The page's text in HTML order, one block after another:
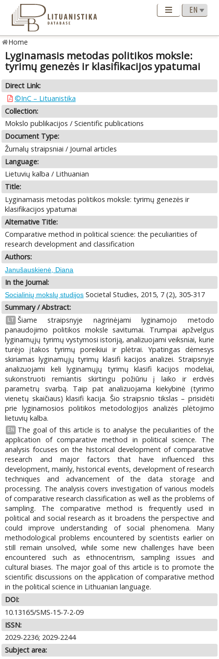
Home
Lyginamasis metodas politikos moksle:
tyrimų genezės ir klasifikacijos ypatumai
Direct Link:
©InC – Lituanistika
Collection:
Mokslo publikacijos / Scientific publications
Document Type:
Žurnalų straipsniai / Journal articles
Language:
Lietuvių kalba / Lithuanian
Title:
Lyginamasis metodas politikos moksle: tyrimų genezės ir
klasifikacijos ypatumai
Alternative Title:
Comparative method in political science: the peculiarities of
research development and classification
Authors:
Janušauskienė, Diana
In the Journal:
Socialinių mokslų studijos Societal Studies, 2015, 7 (2), 305-317
Summary / Abstract:
LT Šiame straipsnyje nagrinėjami lyginamojo metodo
panaudojimo politikos moksle savitumai. Trumpai apžvelgus
lyginamųjų tyrimų vystymosi istoriją, analizuojami veiksniai, kurie
turėjo įtakos tyrimų poreikiui ir plėtrai. Ypatingas dėmesys
skiriamas lyginamųjų tyrimų klasifi kacijos analizei. Straipsnyje
analizuojami keli lyginamųjų tyrimų klasifi kacijos modeliai,
sukonstruoti remiantis skirtingu požiūriu į laiko ir erdvės
parametrų svarbą. Taip pat analizuojama kiekybinė (tyrimo
vienetų skaičiaus) klasifi kacija. Šio straipsnio tikslas – prisidėti
prie lyginamosios politikos metodologijos analizės plėtojimo
lietuvių kalba.
EN
The goal of this article is to analyse the peculiarities of the
application of comparative method in political science. The
analysis focuses on the historical development of comparative
research and major factors that have influenced this
development, mainly, historical events, development of research
techniques and advancement of the data storage and
processing. The analysis covers investigation of various models
of comparative research classification as well as the problems of
sampling. The comparative method is frequently used in
political and social research as it broadens the perspective and
could improve understanding of social phenomena. Many
methodological problems encountered by scientists earlier on
still remain unsolved, while some new challenges have been
encountered such as ethnocentrism, sampling issues and
cultural biases. The major goal of this article is to promote the
scientific discussions on the application of comparative method
in the political science in Lithuanian language.
DOI:
10.13165/SMS-15-7-2-09
ISSN:
2029-2236; 2029-2244
Subject area: